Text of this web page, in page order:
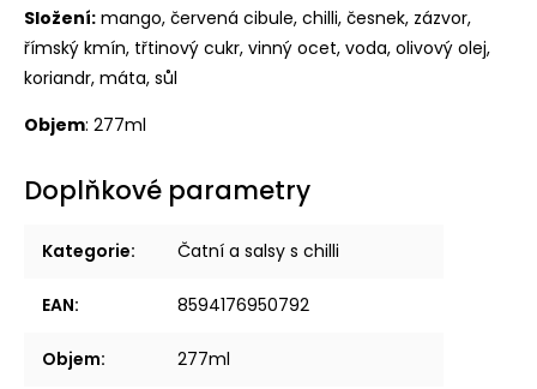
Složení: mango, červená cibule, chilli, česnek, zázvor,
římský kmín, třtinový cukr, vinný ocet, voda, olivový olej,
koriandr, máta, sůl
Objem: 277ml
Doplňkové parametry
Kategorie: Čatní a salsy s chilli
EAN: 8594176950792
Objem: 277ml